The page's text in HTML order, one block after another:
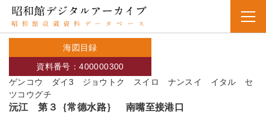
海図目録
ゲンコウ ダイ3 ジョウトク スイロ ナンスイ イタル セ
ツコウグチ
資料番号：400000300
沅江 第３｛常德水路｝ 南嘴至接港口